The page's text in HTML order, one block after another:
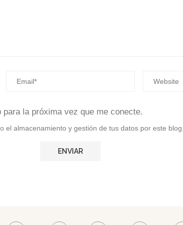
la próxima vez que me conecte.
el almacenamiento y gestión de tus datos por este